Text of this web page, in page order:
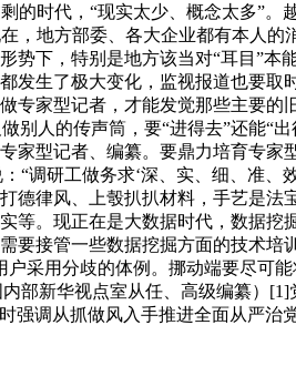
的时代，“现实太少、概念太多”
地方部委、各大企业都有本人
势下，特别是地方该当对“耳目”
发生了极大变化，监视报道也要
家型记者，才能发觉那些主要
人的传声筒，要“进得去”还能“
家型记者、编纂。要鼎力培育专
调研工做务求‘深、实、细、准
德律风、上彀扒扒材料，手艺是
等。现正在是大数据时代，数据
接管一些数据挖掘方面的技术
采用分歧的体例。挪动端要尽可
部新华视点室从任、高级编纂）
强调从抓做风入手推进全面从严治